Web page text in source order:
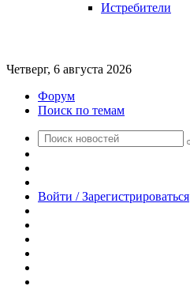
Истребители
Четверг, 6 августа 2026
Форум
Поиск по темам
новость
Войти / Зарегистрироваться